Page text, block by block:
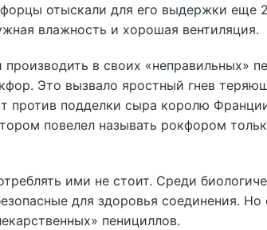
отыскали для его выдержки еще
влажность и хорошая вентиляция.
в своих «неправильных»
Это вызвало яростный гнев
против подделки сыра королю
повелел называть рокфором
ими не стоит. Среди
для здоровья соединения. Но
пенициллов.